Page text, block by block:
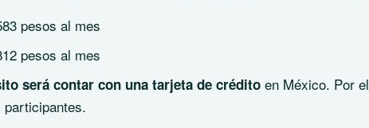
pesos al mes
pesos al mes
será contar con una tarjeta de crédito en México. Por el
participantes.